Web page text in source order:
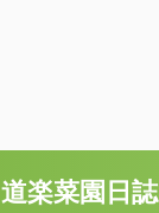
道楽菜園日誌